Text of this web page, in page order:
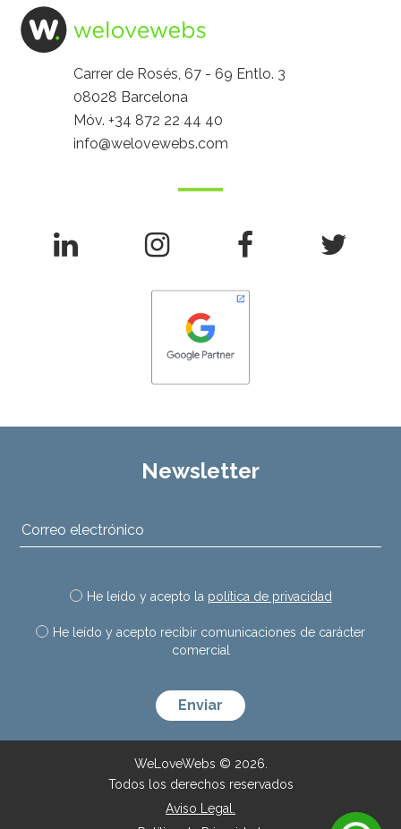
Carrer de Rosés, 67 - 69 Entlo. 3
08028 Barcelona
Móv.+34 872 22 44 40
info@welovewebs.com
Newsletter
He leído y acepto la política de privacidad
He leído y acepto recibir comunicaciones de carácter
comercial
WeLoveWebs © 2026.
Todos los derechos reservados
Aviso Legal.